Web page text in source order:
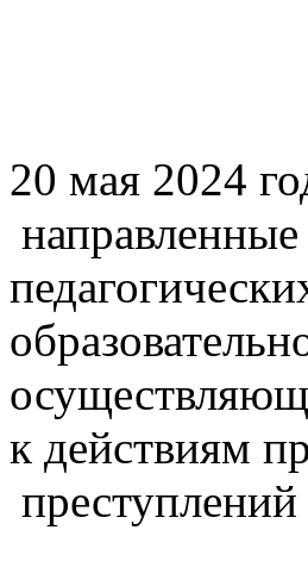
20 мая 2024
к действиям